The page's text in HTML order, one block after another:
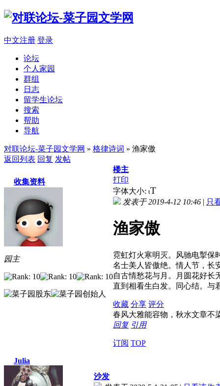
中文注册 登录
论坛
个人家园
群组
日志
留学生论坛
搜索
帮助
导航
对联论坛-菜子园文学网 » 格律诗词 » 渔家傲
返回列表 回复 发帖
收集资料
园主
楼主
打印
字体大小: tT
发表于 2019-4-12 10:46 | 只
渔家傲
霓虹灯火寒明灭。风驰电掣保
名士美人皆傲绝。情人节，长
自古情愁花与月。月圆花好长
直到相看生白发。同心结。与
收藏 分享 评分
春风大雅能容物，秋水文章不
回复 引用
订阅 TOP
Julia
沙发